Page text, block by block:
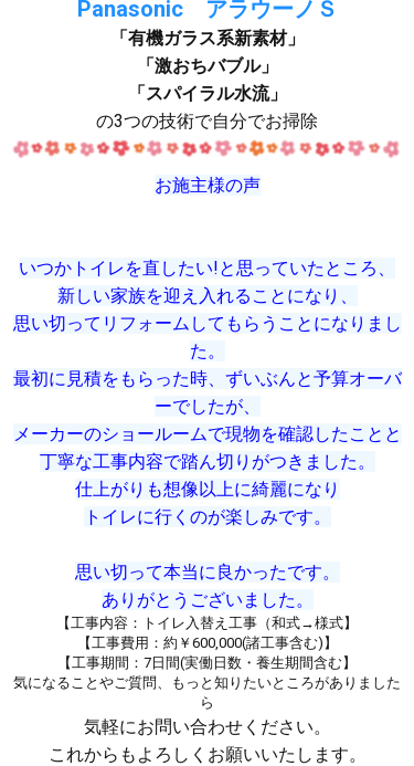
Panasonic アラウーノＳ
「有機ガラス系新素材」
「激おちバブル」
「スパイラル水流」
の3つの技術で自分でお掃除
お施主様の声
いつかトイレを直したい!と思っていたところ、
新しい家族を迎え入れることになり、
思い切ってリフォームしてもらうことになりまし
た。
最初に見積をもらった時、ずいぶんと予算オーバ
ーでしたが、
メーカーのショールームで現物を確認したことと
丁寧な工事内容で踏ん切りがつきました。
仕上がりも想像以上に綺麗になり
トイレに行くのが楽しみです。
思い切って本当に良かったです。
ありがとうございました。
【工事内容：トイレ入替え工事（和式→様式】
【工事費用：約￥600,000(諸工事含む)】
【工事期間：7日間(実働日数・養生期間含む】
気になることやご質問、もっと知りたいところがありました
ら
気軽にお問い合わせください。
これからもよろしくお願いいたします。